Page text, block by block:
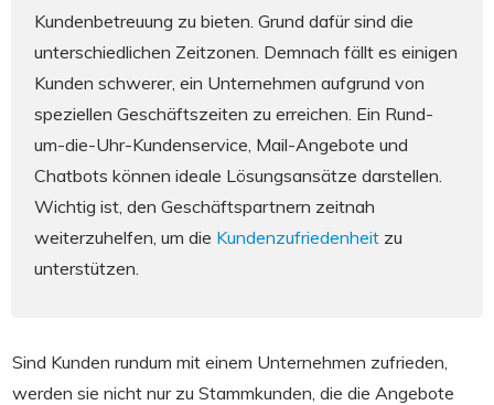
Kundenbetreuung zu bieten. Grund dafür sind die
unterschiedlichen Zeitzonen. Demnach fällt es einigen
Kunden schwerer, ein Unternehmen aufgrund von
speziellen Geschäftszeiten zu erreichen. Ein Rund-
um-die-Uhr-Kundenservice, Mail-Angebote und
Chatbots können ideale Lösungsansätze darstellen.
Wichtig ist, den Geschäftspartnern zeitnah
weiterzuhelfen, um die Kundenzufriedenheit zu
unterstützen.
Sind Kunden rundum mit einem Unternehmen zufrieden,
werden sie nicht nur zu Stammkunden, die die Angebote